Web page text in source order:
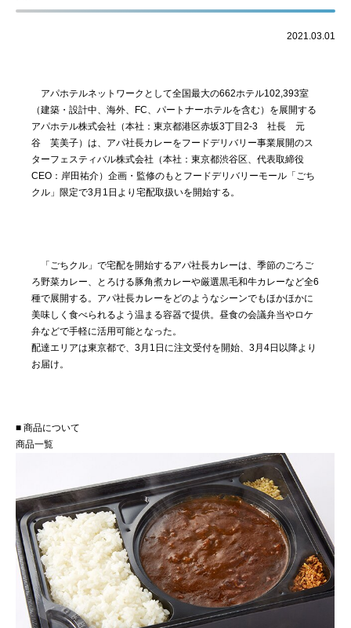
2021.03.01
アパホテルネットワークとして全国最大の662ホテル102,393室
（建築・設計中、海外、FC、パートナーホテルを含む）を展開する
アパホテル株式会社（本社：東京都港区赤坂3丁目2-3 社長 元
谷 芙美子）は、アパ社長カレーをフードデリバリー事業展開のス
ターフェスティバル株式会社（本社：東京都渋谷区、代表取締役
CEO：岸田祐介）企画・監修のもとフードデリバリーモール「ごち
クル」限定で3月1日より宅配取扱いを開始する。
「ごちクル」で宅配を開始するアパ社長カレーは、季節のごろご
ろ野菜カレー、とろける豚角煮カレーや厳選黒毛和牛カレーなど全6
種で展開する。アパ社長カレーをどのようなシーンでもほかほかに
美味しく食べられるよう温まる容器で提供。昼食の会議弁当やロケ
弁などで手軽に活用可能となった。
配達エリアは東京都で、3月1日に注文受付を開始、3月4日以降より
お届け。
■ 商品について
商品一覧